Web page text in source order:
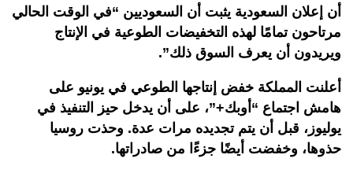
أن إعلان السعودية يثبت أن السعوديين “في الوقت الحالي
مرتاحون تمامًا لهذه التخفيضات الطوعية في الإنتاج
ويريدون أن يعرف السوق ذلك”.
أعلنت المملكة خفض إنتاجها الطوعي في يونيو على
هامش اجتماع “أوبك+”، على أن يدخل حيز التنفيذ في
يوليوز، قبل أن يتم تجديده مرات عدة. وحذت روسيا
حذوها، وخفضت أيضًا جزءًا من صادراتها.